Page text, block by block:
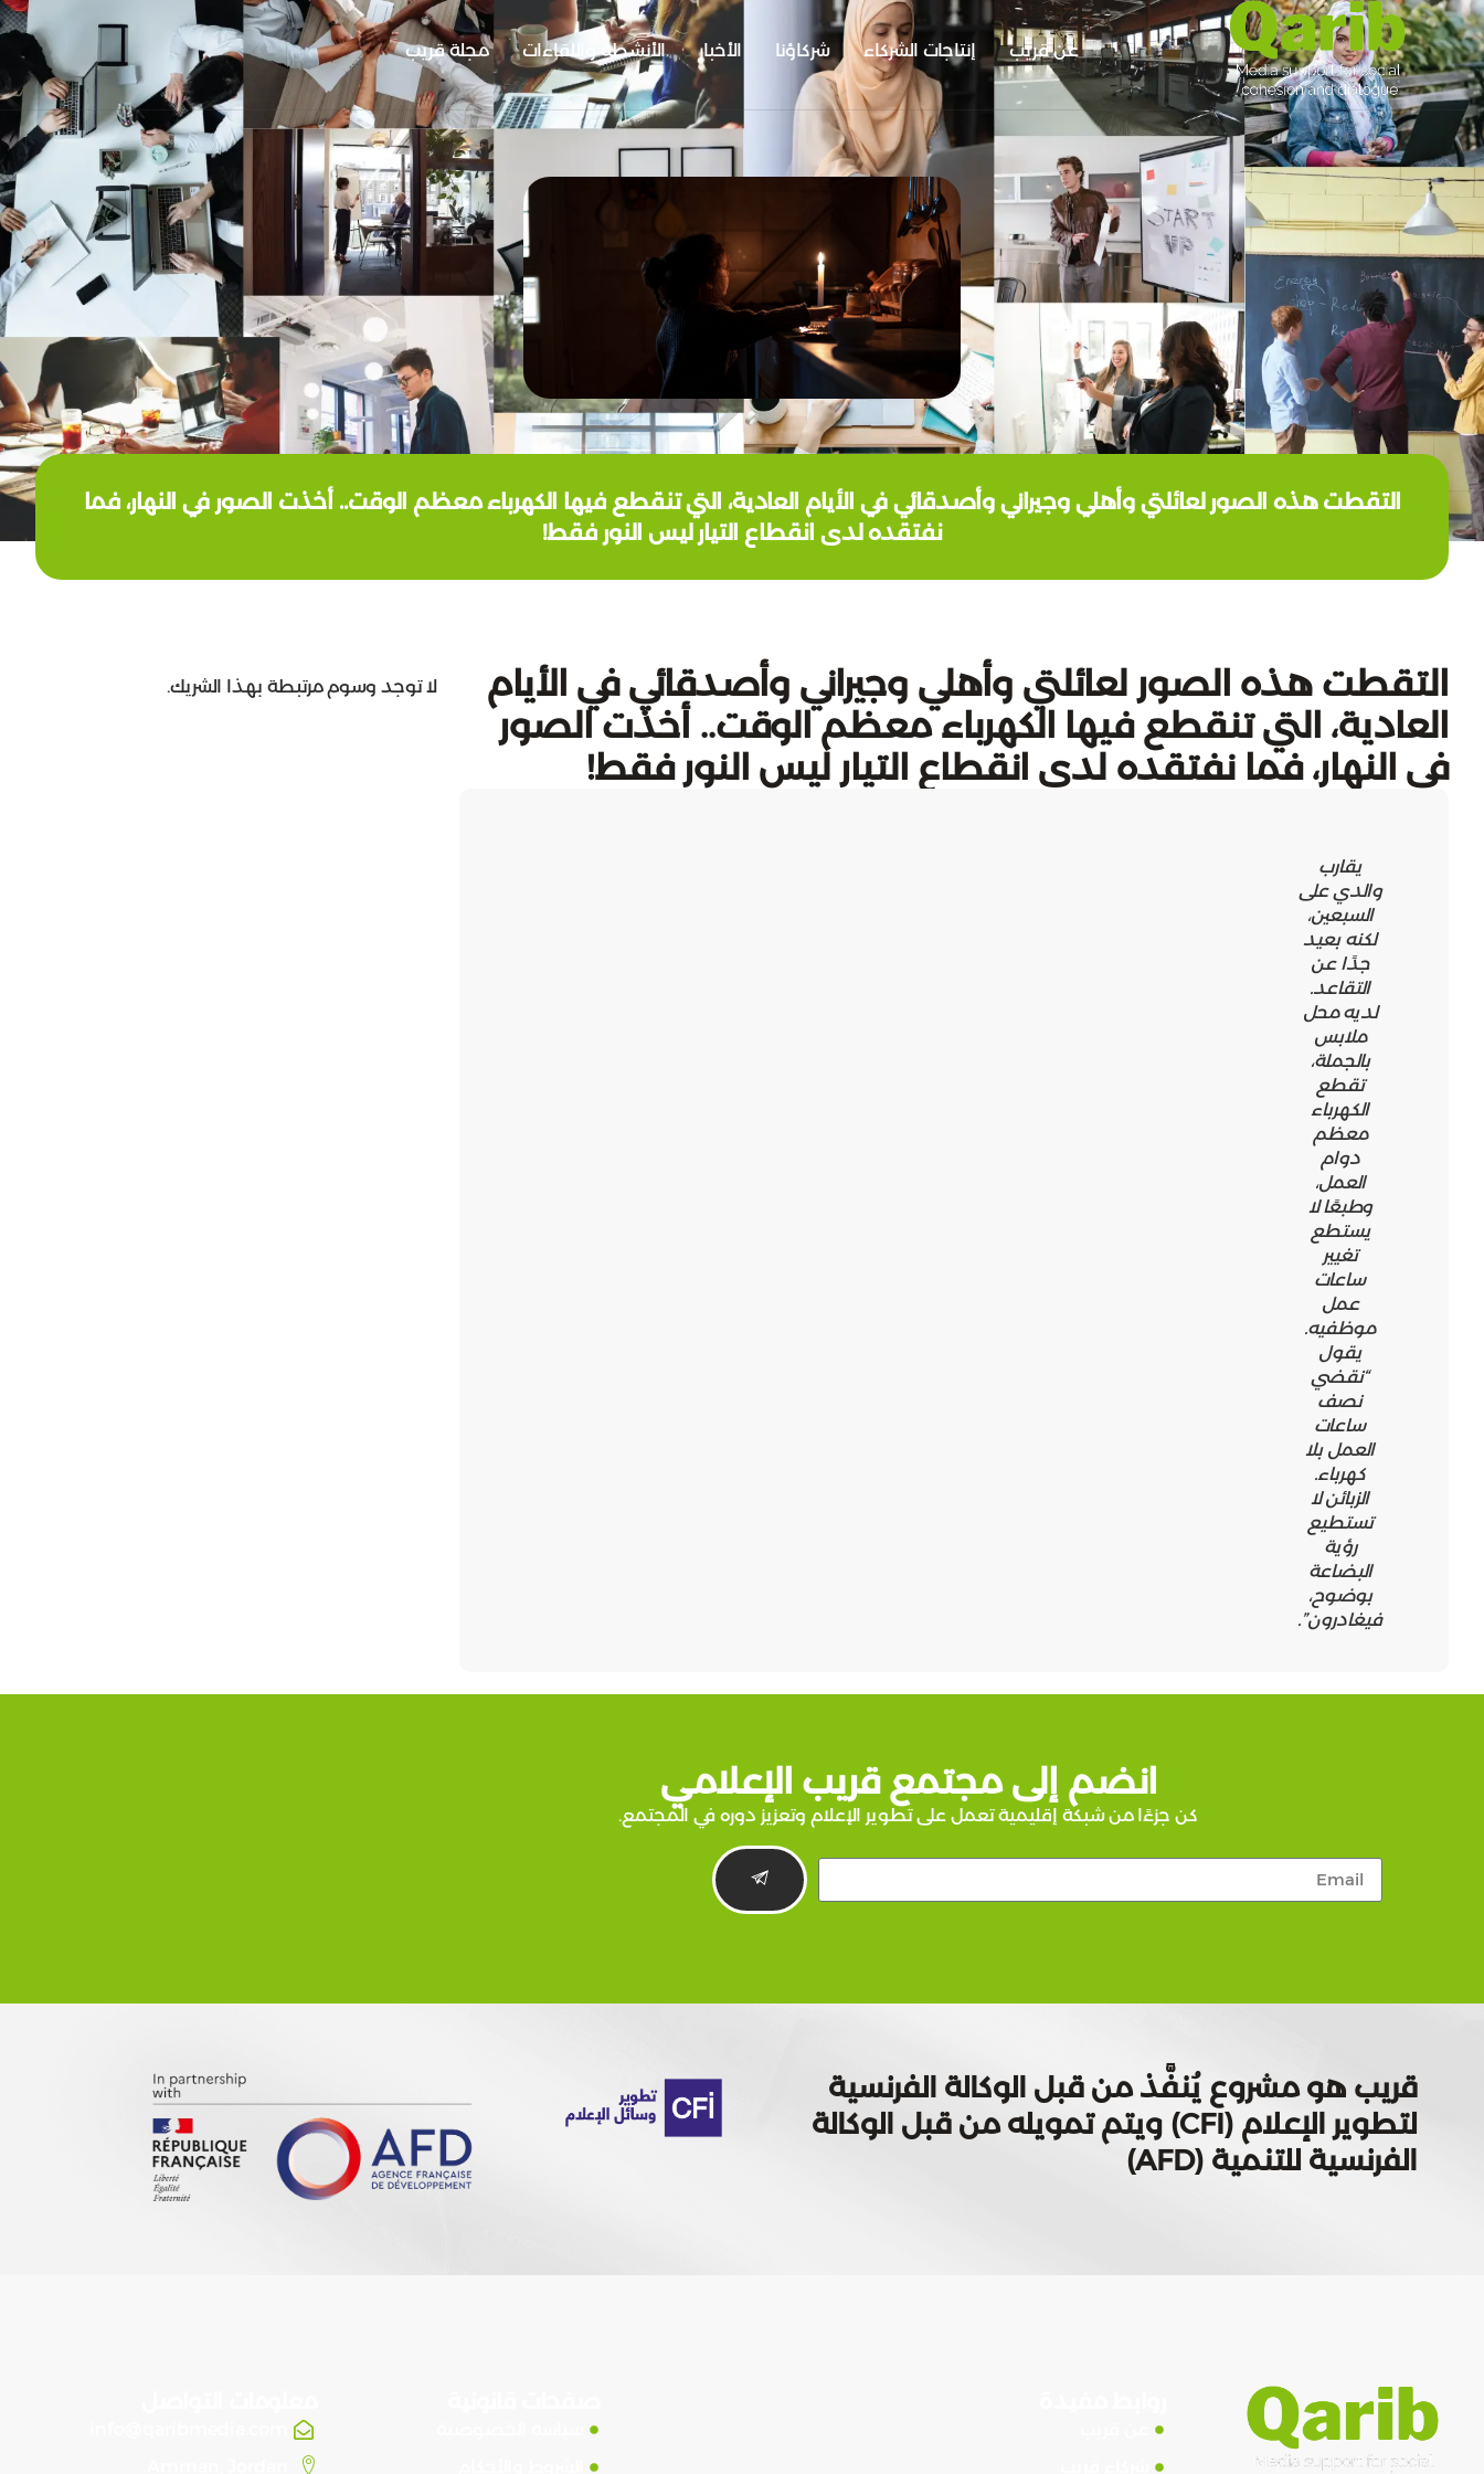
عن قريب إنتاجات الشركاء شركاؤنا الأخبار الأنشطة واللقاءات مجلة قريب
التقطت هذه الصور لعائلتي وأهلي وجيراني وأصدقائي في الأيام العادية، التي تنقطع فيها الكهرباء معظم الوقت.. أخذت الصور في النهار، فما
نفتقده لدى انقطاع التيار ليس النور فقط!
التقطت هذه الصور لعائلتي وأهلي وجيراني وأصدقائي في الأيام
العادية، التي تنقطع فيها الكهرباء معظم الوقت.. أخذت الصور
في النهار، فما نفتقده لدى انقطاع التيار ليس النور فقط!
يقارب
والدي على
السبعين،
لكنه بعيد
جدًا عن
التقاعد.
لديه محل
ملابس
بالجملة،
تقطع
الكهرباء
معظم
دوام
العمل،
وطبعًا لا
يستطع
تغيير
ساعات
عمل
موظفيه.
يقول
“نقضي
نصف
ساعات
العمل بلا
كهرباء.
الزبائن لا
تستطيع
رؤية
البضاعة
بوضوح،
فيغادرون”.
لا توجد وسوم مرتبطة بهذا الشريك.
انضم إلى مجتمع قريب الإعلامي
كن جزءًا من شبكة إقليمية تعمل على تطوير الإعلام وتعزيز دوره في المجتمع.
قريب هو مشروع يُنفَّذ من قبل الوكالة الفرنسية
لتطوير الإعلام (CFI) ويتم تمويله من قبل الوكالة
الفرنسية للتنمية (AFD)